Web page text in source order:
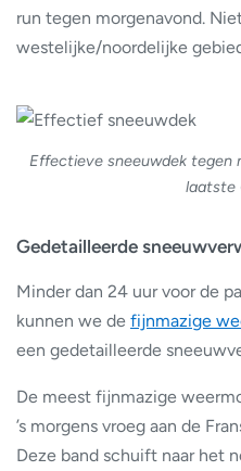
run tegen morgenavond.
westelijke/noordelijke
Effectieve sneeuwdek tegen
laatste
Gedetailleerde
Minder dan 24 uur voor de
kunnen we de fijnmazige
een gedetailleerde
De meest fijnmazige
’s morgens vroeg aan de
Deze band schuift naar het